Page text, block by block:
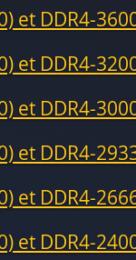
et DDR4-
et DDR4-
et DDR4-
et DDR4-
et DDR4-
et DDR4-